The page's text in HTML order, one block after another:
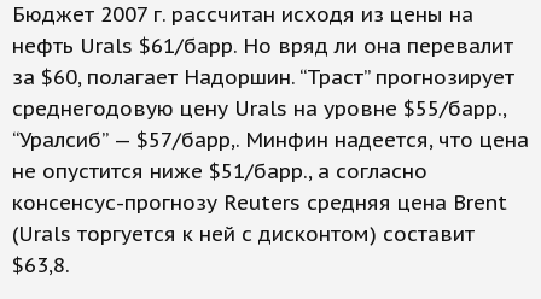
Бюджет 2007 г. рассчитан исходя из цены на
нефть Urals $61/барр. Но вряд ли она перевалит
за $60, полагает Надоршин. “Траст” прогнозирует
среднегодовую цену Urals на уровне $55/барр.,
“Уралсиб” — $57/барр,. Минфин надеется, что цена
не опустится ниже $51/барр., а согласно
консенсус-прогнозу Reuters средняя цена Brent
(Urals торгуется к ней с дисконтом) составит
$63,8.